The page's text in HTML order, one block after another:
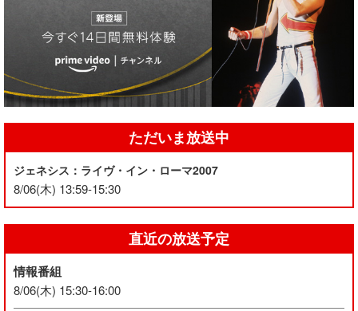
ただいま放送中
ジェネシス：ライヴ・イン・ローマ2007
8/06(木) 13:59-15:30
直近の放送予定
情報番組
8/06(木) 15:30-16:00